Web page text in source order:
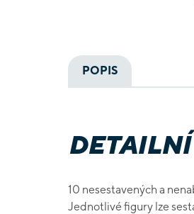
POPIS
10 nesestavených a
Jednotlivé figury lze